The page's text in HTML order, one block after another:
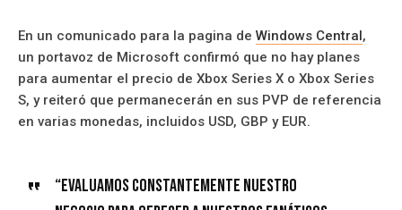
En un comunicado para la pagina de Windows Central ,
un portavoz de Microsoft confirmó que no hay planes
para aumentar el precio de Xbox Series X o Xbox Series
S, y reiteró que permanecerán en sus PVP de referencia
en varias monedas, incluidos USD, GBP y EUR.
“Evaluamos constantemente nuestro